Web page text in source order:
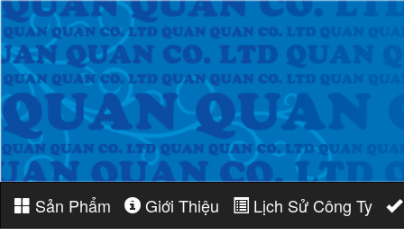
Sản Phẩm Giới Thiệu Lịch Sử Công Ty